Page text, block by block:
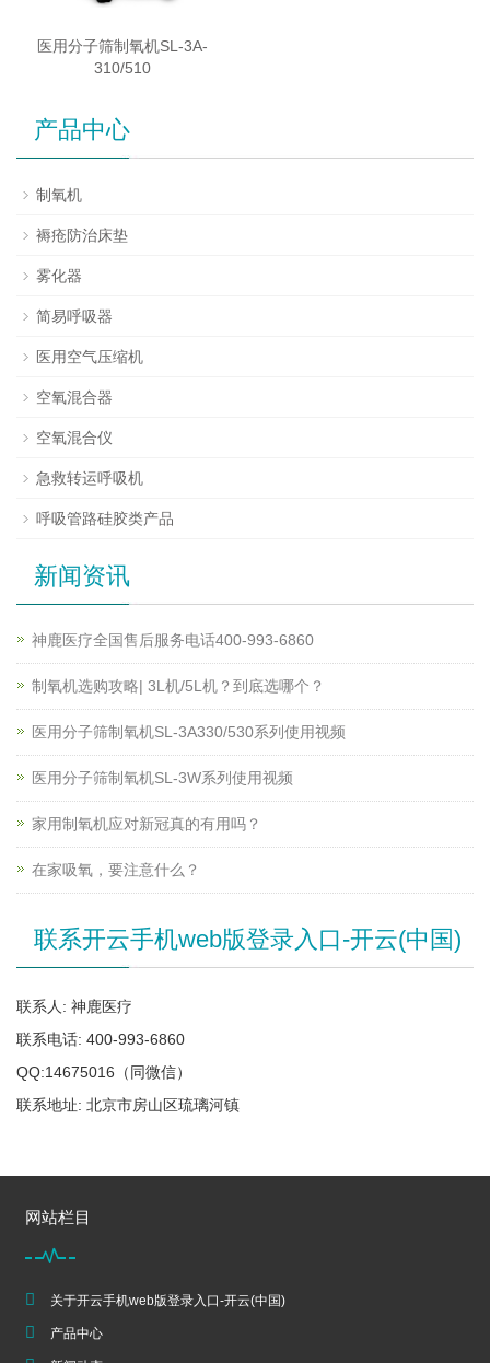
医用分子筛制氧机SL-3A-
310/510
产品中心
制氧机
褥疮防治床垫
雾化器
简易呼吸器
医用空气压缩机
空氧混合器
空氧混合仪
急救转运呼吸机
呼吸管路硅胶类产品
新闻资讯
神鹿医疗全国售后服务电话400-993-6860
制氧机选购攻略| 3L机/5L机？到底选哪个？
医用分子筛制氧机SL-3A330/530系列使用视频
医用分子筛制氧机SL-3W系列使用视频
家用制氧机应对新冠真的有用吗？
在家吸氧，要注意什么？
联系开云手机web版登录入口-开云(中国)
联系人: 神鹿医疗
联系电话: 400-993-6860
QQ:14675016（同微信）
联系地址: 北京市房山区琉璃河镇
网站栏目
关于开云手机web版登录入口-开云(中国)
产品中心